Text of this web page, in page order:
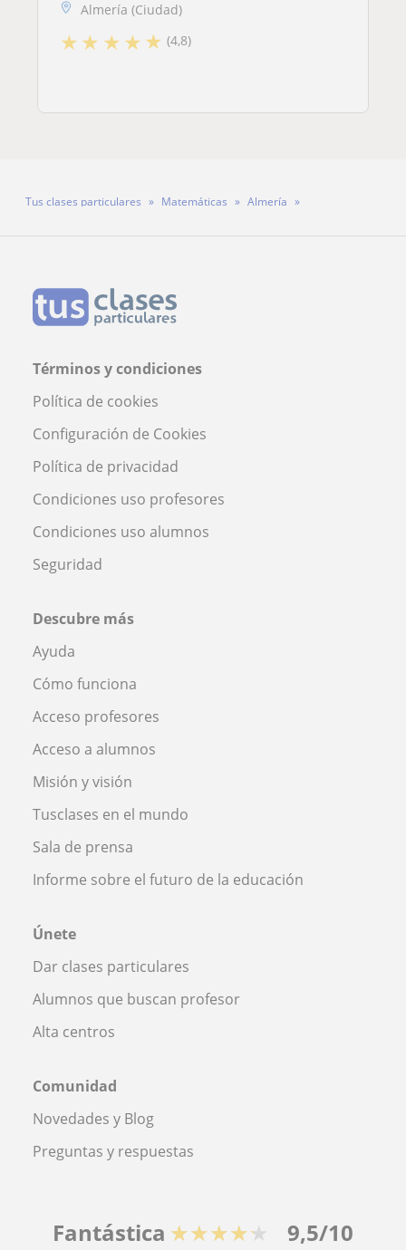
Almería (Ciudad)
★★ ★★★ (4,8)
Tus clases particulares Matemáticas
Almería
Términos y condiciones
Política de cookies
Configuración de Cookies
Política de privacidad
Condiciones uso profesores
Condiciones uso alumnos
Seguridad
Descubre más
Ayuda
Cómo funciona
Acceso profesores
Acceso a alumnos
Misión y visión
Tusclases en el mundo
Sala de prensa
Informe sobre el futuro de la educación
Únete
Dar clases particulares
Alumnos que buscan profesor
Alta centros
Comunidad
Novedades y Blog
Preguntas y respuestas
Fantástica ★★★★★ 9,5/10